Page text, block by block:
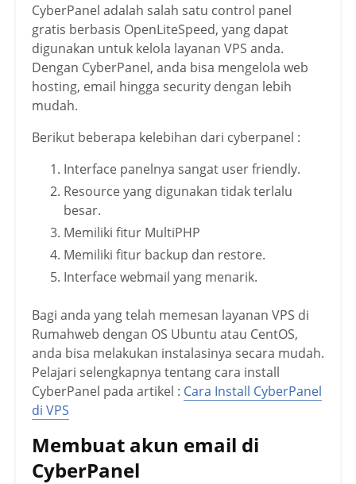
CyberPanel adalah salah satu control panel
gratis berbasis OpenLiteSpeed, yang dapat
digunakan untuk kelola layanan VPS anda.
Dengan CyberPanel, anda bisa mengelola web
hosting, email hingga security dengan lebih
mudah.
Berikut beberapa kelebihan dari cyberpanel :
Interface panelnya sangat user friendly.
Resource yang digunakan tidak terlalu
besar.
Memiliki fitur MultiPHP
Memiliki fitur backup dan restore.
Interface webmail yang menarik.
Bagi anda yang telah memesan layanan VPS di
Rumahweb dengan OS Ubuntu atau CentOS,
anda bisa melakukan instalasinya secara mudah.
Pelajari selengkapnya tentang cara install
CyberPanel pada artikel : Cara Install CyberPanel
di VPS
Membuat akun email di
CyberPanel